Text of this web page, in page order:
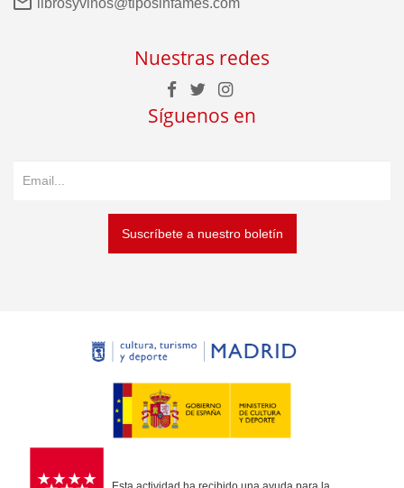
Nuestras redes
Síguenos en
Suscríbete a nuestro boletín